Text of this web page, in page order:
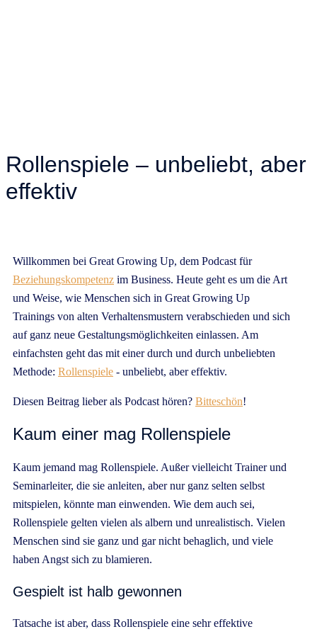
Rollenspiele – unbeliebt, aber
effektiv
Willkommen bei Great Growing Up, dem Podcast für
Beziehungskompetenz im Business. Heute geht es um die Art
und Weise, wie Menschen sich in Great Growing Up
Trainings von alten Verhaltensmustern verabschieden und sich
auf ganz neue Gestaltungsmöglichkeiten einlassen. Am
einfachsten geht das mit einer durch und durch unbeliebten
Methode: Rollenspiele - unbeliebt, aber effektiv.
Diesen Beitrag lieber als Podcast hören? Bitteschön!
Kaum einer mag Rollenspiele
Kaum jemand mag Rollenspiele. Außer vielleicht Trainer und
Seminarleiter, die sie anleiten, aber nur ganz selten selbst
mitspielen, könnte man einwenden. Wie dem auch sei,
Rollenspiele gelten vielen als albern und unrealistisch. Vielen
Menschen sind sie ganz und gar nicht behaglich, und viele
haben Angst sich zu blamieren.
Gespielt ist halb gewonnen
Tatsache ist aber, dass Rollenspiele eine sehr effektive